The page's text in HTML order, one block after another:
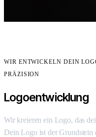
WIR ENTWICKELN DEIN
PRÄZISION
Logoentwicklung
Wir kreieren ein Logo, das
Dein Logo ist der